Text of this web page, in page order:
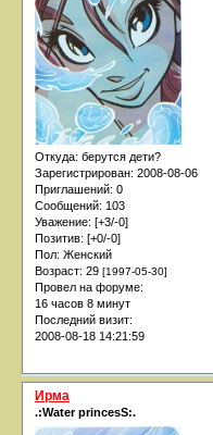
Откуда: берутся дети?
Зарегистрирован: 2008-08-06
Приглашений: 0
Сообщений: 103
Уважение: [+3/-0]
Позитив: [+0/-0]
Пол: Женский
Возраст: 29 [1997-05-30]
Провел на форуме:
16 часов 8 минут
Последний визит:
2008-08-18 14:21:59
Ирма
.:Water princesS:.